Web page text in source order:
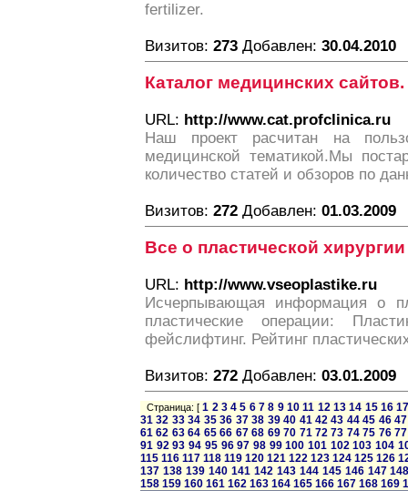
fertilizer.
Визитов: 273 Добавлен: 30.04.2010
Каталог медицинских сайтов.
URL: http://www.cat.profclinica.ru
Наш проект расчитан на
медицинской тематикой.Мы
количество статей и обзоров по
Визитов: 272 Добавлен: 01.03.2009
Все о пластической хирургии
URL: http://www.vseoplastike.ru
Исчерпывающая информация о
пластические операции:
фейслифтинг. Рейтинг
Визитов: 272 Добавлен: 03.01.2009
Страница: [1 2 3 4 5 6 7 8 9 10 11 12 13 14 15 16
31 32 33 34 35 36 37 38 39 40 41 42 43 44 45 46 47
61 62 63 64 65 66 67 68 69 70 71 72 73 74 75 76 77
91 92 93 94 95 96 97 98 99 100 101 102 103 104
115 116 117 118 119 120 121 122 123 124 125 126
137 138 139 140 141 142 143 144 145 146 147
158 159 160 161 162 163 164 165 166 167 168 169